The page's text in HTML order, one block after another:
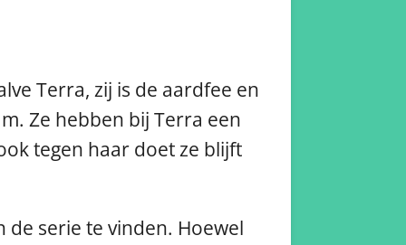
Terra, zij is de aardfee en
Ze hebben bij Terra een
tegen haar doet ze blijft
de serie te vinden. Hoewel